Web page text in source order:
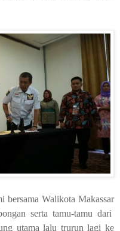
bersama Walikota Makassar
serta tamu-tamu dari
utama lalu trurun lagi ke